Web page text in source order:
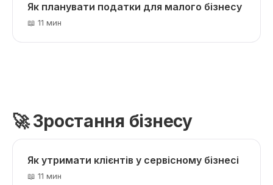
Як планувати податки для малого бізнесу
📖 11 мин
🚀 Зростання бізнесу
Як утримати клієнтів у сервісному бізнесі
📖 11 мин